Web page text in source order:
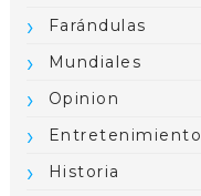
Farándulas
Mundiales
Opinion
Entretenimiento
Historia